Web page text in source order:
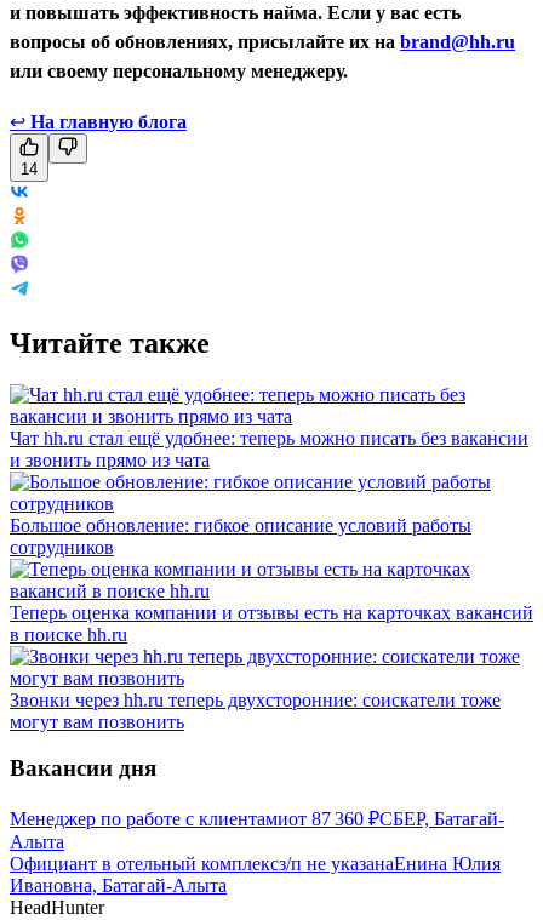
и повышать эффективность найма. Если у вас есть
вопросы об обновлениях, присылайте их на brand@hh.ru
или своему персональному менеджеру.
↩ На главную блога
14
Читайте также
Чат hh.ru стал ещё удобнее: теперь можно писать без вакансии
и звонить прямо из чата
Большое обновление: гибкое описание условий работы
сотрудников
Теперь оценка компании и отзывы есть на карточках вакансий
в поиске hh.ru
Звонки через hh.ru теперь двухсторонние: соискатели тоже
могут вам позвонить
Вакансии дня
Менеджер по работе с клиентамиот 87 360 ₽СБЕР, Батагай-
Алыта
Официант в отельный комплексз/п не указанаЕнина Юлия
Ивановна, Батагай-Алыта
HeadHunter